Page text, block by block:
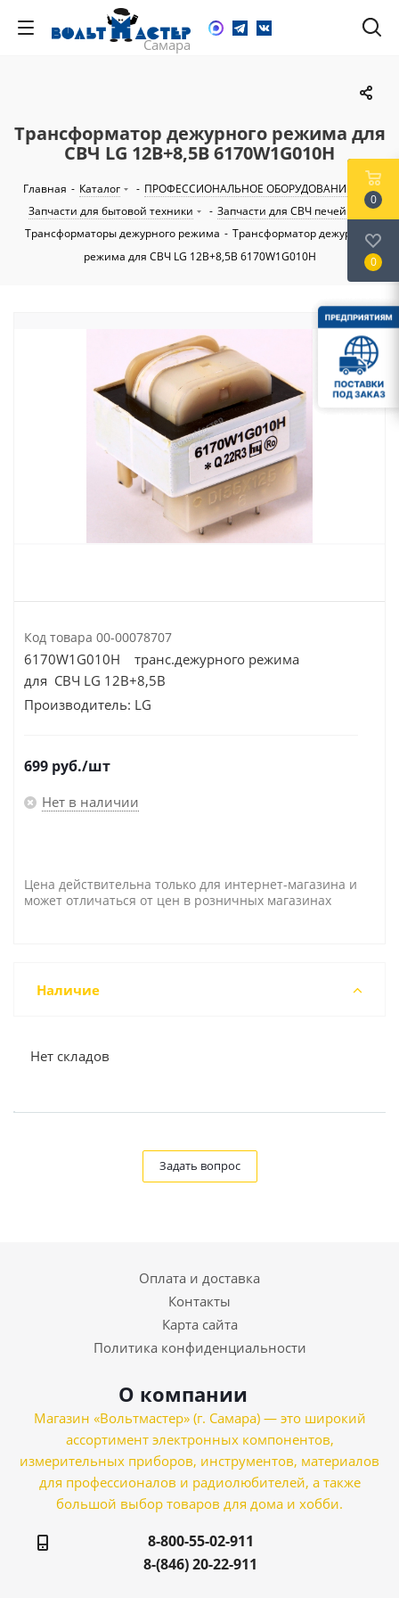
Трансформатор дежурного режима для
СВЧ LG 12В+8,5В 6170W1G010H
Главная - Каталог - ПРОФЕССИОНАЛЬНОЕ ОБОРУДОВАНИЕ
-
Запчасти для бытовой техники
- Запчасти для СВЧ печей
Трансформаторы дежурного режима - Трансформатор дежурного
режима для СВЧ LG 12В+8,5В 6170W1G010H
Код товара 00-00078707
6170W1G010H транс.дежурного режима
для СВЧ LG 12В+8,5В
Производитель: LG
699 руб./шт
Нет в наличии
Цена действительна только для интернет-магазина и
может отличаться от цен в розничных магазинах
Наличие
Нет складов
Задать вопрос
Оплата и доставка
Контакты
Карта сайта
Политика конфиденциальности
О компании
Магазин «Вольтмастер» (г. Самара) — это широкий
ассортимент электронных компонентов,
измерительных приборов, инструментов, материалов
для профессионалов и радиолюбителей, а также
большой выбор товаров для дома и хобби.
8-800-55-02-911
8-(846) 20-22-911
0
0